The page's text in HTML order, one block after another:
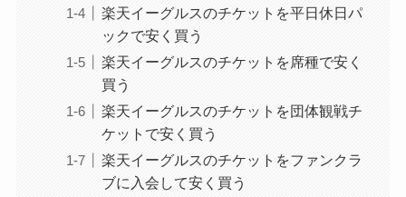
楽天イーグルスのチケットを平日休日パ
ックで安く買う
楽天イーグルスのチケットを席種で安く
買う
楽天イーグルスのチケットを団体観戦チ
ケットで安く買う
楽天イーグルスのチケットをファンクラ
ブに入会して安く買う